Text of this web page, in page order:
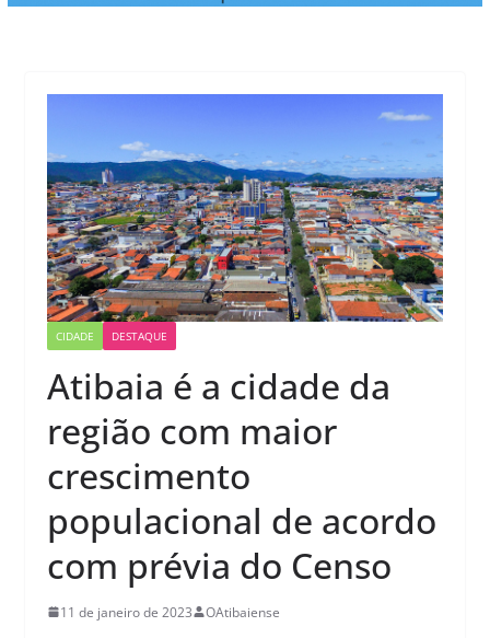
CIDADE DESTAQUE
Atibaia é a cidade da
região com maior
crescimento
populacional de acordo
com prévia do Censo
11 de janeiro de 2023 OAtibaiense